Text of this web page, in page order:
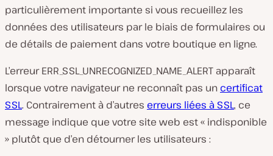
particulièrement importante si vous recueillez les
données des utilisateurs par le biais de formulaires ou
de détails de paiement dans votre boutique en ligne.
L’erreur ERR_SSL_UNRECOGNIZED_NAME_ALERT apparaît
lorsque votre navigateur ne reconnaît pas un certificat
SSL. Contrairement à d’autres erreurs liées à SSL, ce
message indique que votre site web est « indisponible
» plutôt que d’en détourner les utilisateurs :